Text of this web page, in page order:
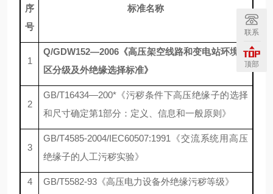
序
号
标准名称
1
Q/GDW152—2006 《高压架空线路和变电站环境污
区分级及外绝缘选择标准》
2
GB/T16434—200*《污秽条件下高压绝缘子的选择
和尺寸确定第1部分：定义、信息和一般原则》
3
GB/T4585-2004/IEC60507:1991《交流系统用高压
绝缘子的人工污秽实验》
4 GB/T5582-93《高压电力设备外绝缘污秽等级》
联系
顶部